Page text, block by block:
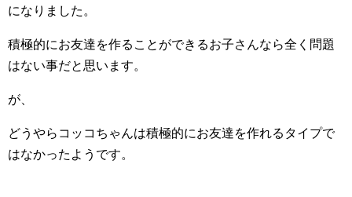
になりました。
積極的にお友達を作ることができるお子さんなら全く問題
はない事だと思います。
が、
どうやらコッコちゃんは積極的にお友達を作れるタイプで
はなかったようです。